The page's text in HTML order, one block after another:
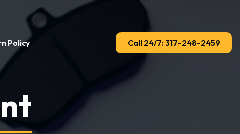
Policy Call 24/7: 317-248-2459